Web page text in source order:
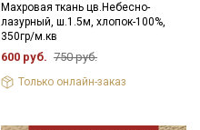
Махровая ткань цв.Небесно-
лазурный, ш.1.5м, хлопок-100%,
350гр/м.кв
600 руб. 750 руб.
Только онлайн-заказ